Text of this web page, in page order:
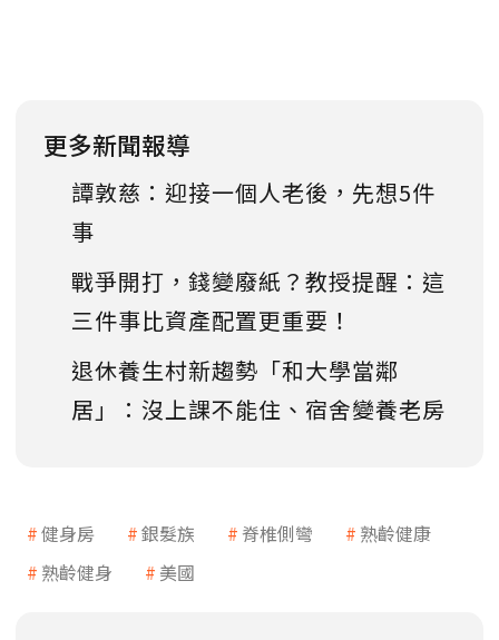
更多新聞報導
譚敦慈：迎接一個人老後，先想5件
事
戰爭開打，錢變廢紙？教授提醒：這
三件事比資產配置更重要！
退休養生村新趨勢「和大學當鄰
居」：沒上課不能住、宿舍變養老房
健身房 銀髮族 脊椎側彎
熟齡健康
熟齡健身
美國